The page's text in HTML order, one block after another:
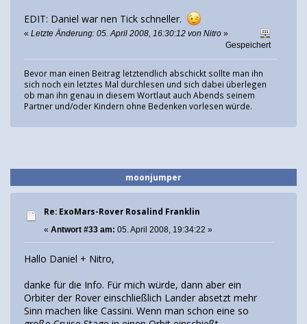
EDIT: Daniel war nen Tick schneller.
« Letzte Änderung: 05. April 2008, 16:30:12 von Nitro »
Gespeichert
Bevor man einen Beitrag letztendlich abschickt sollte man ihn
sich noch ein letztes Mal durchlesen und sich dabei überlegen
ob man ihn genau in diesem Wortlaut auch Abends seinem
Partner und/oder Kindern ohne Bedenken vorlesen würde.
moonjumper
Re: ExoMars-Rover Rosalind Franklin
« Antwort #33 am: 05. April 2008, 19:34:22 »
Hallo Daniel + Nitro,
danke für die Info. Für mich würde, dann aber ein
Orbiter der Rover einschließlich Lander absetzt mehr
Sinn machen like Cassini. Wenn man schon eine so